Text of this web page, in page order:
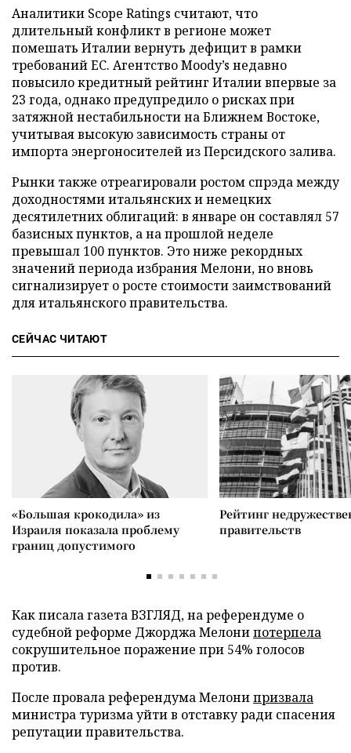
Аналитики Scope Ratings считают, что
длительный конфликт в регионе может
помешать Италии вернуть дефицит в рамки
требований ЕС. Агентство Moody’s недавно
повысило кредитный рейтинг Италии впервые за
23 года, однако предупредило о рисках при
затяжной нестабильности на Ближнем Востоке,
учитывая высокую зависимость страны от
импорта энергоносителей из Персидского залива.
Рынки также отреагировали ростом спрэда между
доходностями итальянских и немецких
десятилетних облигаций: в январе он составлял 57
базисных пунктов, а на прошлой неделе
превышал 100 пунктов. Это ниже рекордных
значений периода избрания Мелони, но вновь
сигнализирует о росте стоимости заимствований
для итальянского правительства.
СЕЙЧАС ЧИТАЮТ
«Большая крокодила» из
Израиля показала проблему
границ допустимого
Рейтинг
правительств
Как писала газета ВЗГЛЯД, на референдуме о
судебной реформе Джорджа Мелонипотерпела
сокрушительное поражение при 54% голосов
против.
После провала референдума Мелонипризвала
министра туризма уйти в отставку ради спасения
репутации правительства.